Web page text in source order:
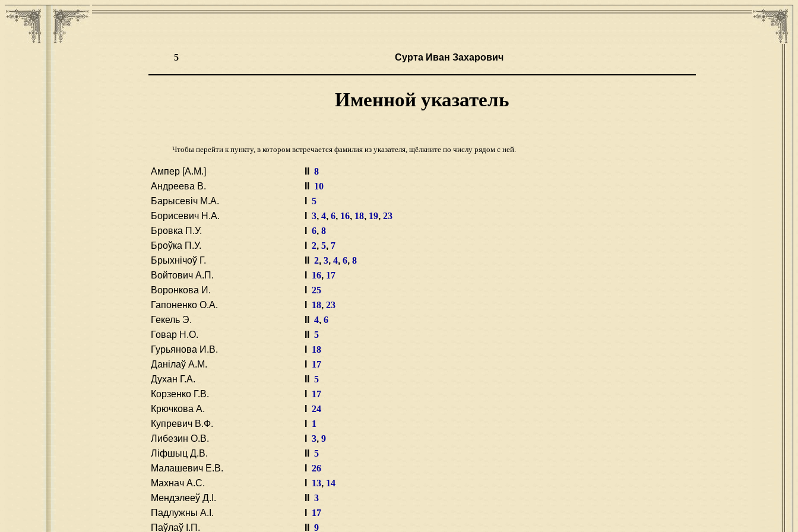
5 Сурта Иван Захарович
Именной указатель
Чтобы перейти к пункту, в котором встречается фамилия из указателя, щёлкните по числу рядом с ней.
Ампер [А.М.]
8
Андреева В.
10
Барысевіч М.А.
5
Борисевич Н.А.
3, 4, 6, 16, 18, 19, 23
Бровка П.У.
6, 8
Броўка П.У.
2, 5, 7
Брыхнічоў Г.
2, 3, 4, 6, 8
Войтович А.П.
16, 17
Воронкова И.
25
Гапоненко О.А.
18, 23
Гекель Э.
4, 6
Говар Н.О.
5
Гурьянова И.В.
18
Данілаў А.М.
17
Духан Г.А.
5
Корзенко Г.В.
17
Крючкова А.
24
Купревич В.Ф.
1
Либезин О.В.
3, 9
Ліфшыц Д.В.
5
Малашевич Е.В.
26
Махнач А.С.
13, 14
Мендэлееў Д.І.
3
Падлужны А.І.
17
Паўлаў І.П.
9